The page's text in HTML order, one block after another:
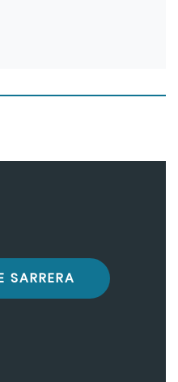
SARRERA